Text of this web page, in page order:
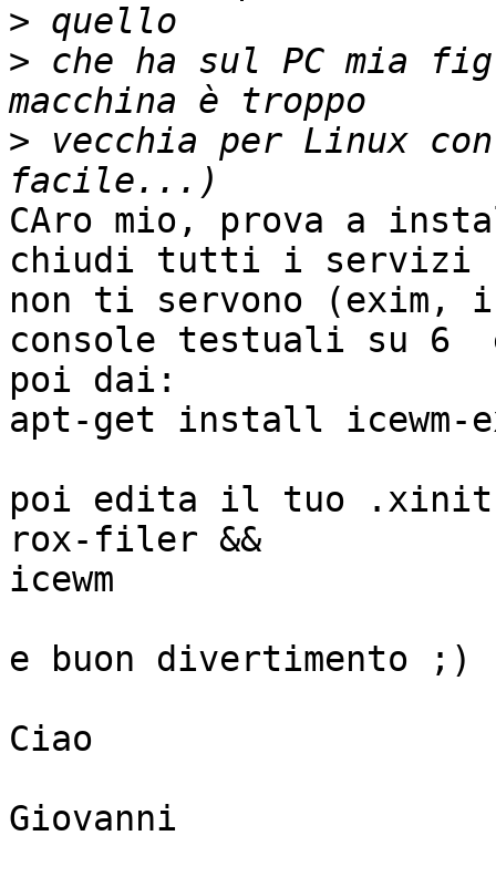
>
> che ha sul PC mia
> vecchia per Linux con
CAro mio, prova a
chiudi tutti i servizi
non ti servono (exim,
console testuali su 6
poi dai:
apt-get install
poi edita il tuo
rox-filer &&
icewm
e buon divertimento ;)
Ciao
Giovanni